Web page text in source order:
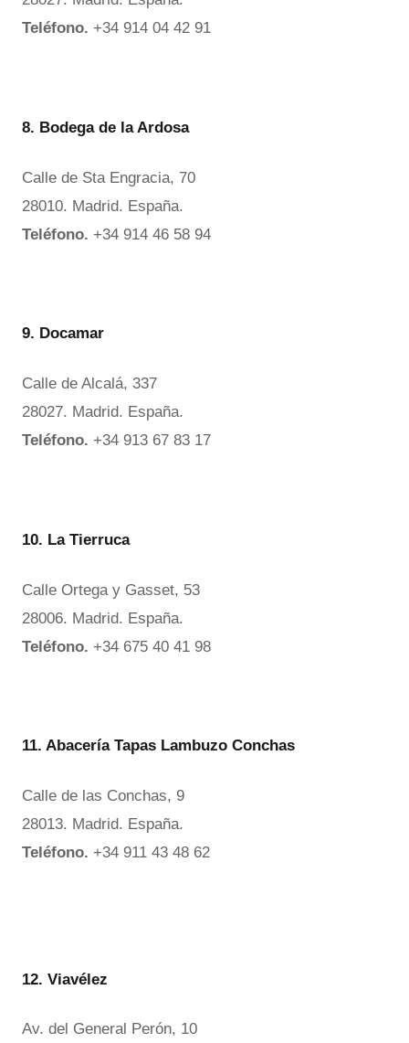
Teléfono. +34 914 04 42 91
8. Bodega de la Ardosa
Calle de Sta Engracia, 70
28010. Madrid. España.
Teléfono. +34 914 46 58 94
9. Docamar
Calle de Alcalá, 337
28027. Madrid. España.
Teléfono. +34 913 67 83 17
10. La Tierruca
Calle Ortega y Gasset, 53
28006. Madrid. España.
Teléfono. +34 675 40 41 98
11. Abacería Tapas Lambuzo Conchas
Calle de las Conchas, 9
28013. Madrid. España.
Teléfono. +34 911 43 48 62
12. Viavélez
Av. del General Perón, 10